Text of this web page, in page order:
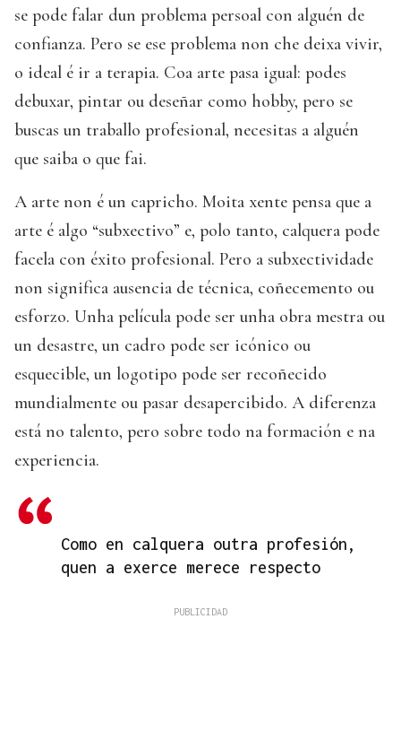
se pode falar dun problema persoal con alguén de
confianza. Pero se ese problema non che deixa vivir,
o ideal é ir a terapia. Coa arte pasa igual: podes
debuxar, pintar ou deseñar como hobby, pero se
buscas un traballo profesional, necesitas a alguén
que saiba o que fai.
A arte non é un capricho. Moita xente pensa que a
arte é algo “subxectivo” e, polo tanto, calquera pode
facela con éxito profesional. Pero a subxectividade
non significa ausencia de técnica, coñecemento ou
esforzo. Unha película pode ser unha obra mestra ou
un desastre, un cadro pode ser icónico ou
esquecible, un logotipo pode ser recoñecido
mundialmente ou pasar desapercibido. A diferenza
está no talento, pero sobre todo na formación e na
experiencia.
Como en calquera outra profesión,
quen a exerce merece respecto